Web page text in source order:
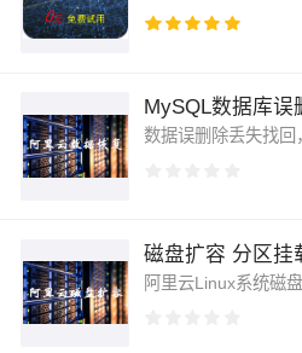
磁盘扩容 分区挂